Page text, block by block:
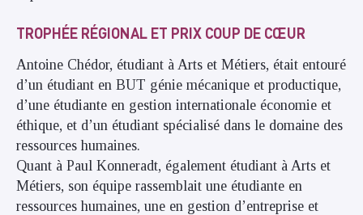
TROPHÉE RÉGIONAL ET PRIX COUP DE CŒUR
Antoine Chédor, étudiant à Arts et Métiers, était entouré
d’un étudiant en BUT génie mécanique et productique,
d’une étudiante en gestion internationale économie et
éthique, et d’un étudiant spécialisé dans le domaine des
ressources humaines.
Quant à Paul Konneradt, également étudiant à Arts et
Métiers, son équipe rassemblait une étudiante en
ressources humaines, une en gestion d’entreprise et